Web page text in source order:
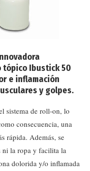
Ibustick 50
e inflamación
y golpes.
sistema de roll-on, lo
consecuencia, una
rápida. Además, se
ni la ropa y facilita la
dolorida y/o inflamada